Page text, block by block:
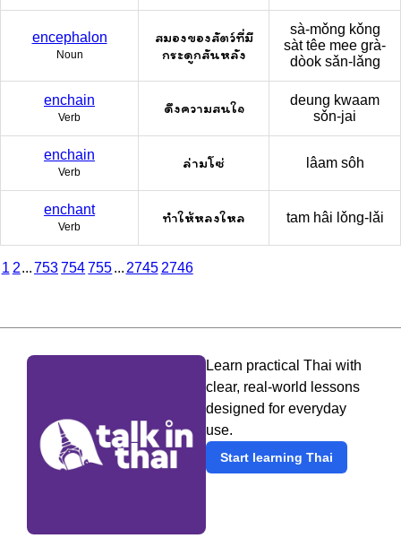
encephalon
Noun
สมองของสัตว์ที่มี
กระดูกสันหลัง
sà-mǒng kǒng
sàt têe mee grà-
dòok sǎn-lǎng
enchain
Verb
ดึงความสนใจ
deung kwaam
sǒn-jai
enchain
Verb
ล่ามโซ่ lâam sôh
enchant
Verb
ทำให้หลงใหล tam hâi lǒng-lǎi
1 2...753754755... 2745 2746
Learn practical Thai with
clear, real-world lessons
designed for everyday
use.
Start learning Thai